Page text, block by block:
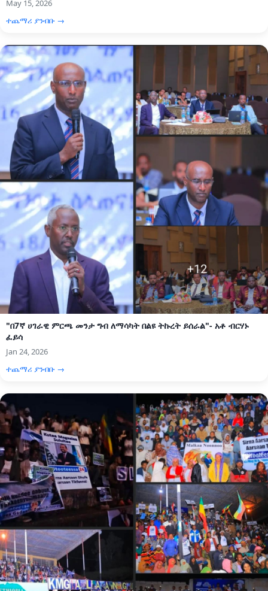
May 15, 2026
ተጨማሪ ያንብቡ →
"በ7ኛ ሀገራዊ ምርጫ መንታ ግብ ለማሳካት በልዩ ትኩረት ይሰራል"- አቶ ብርሃኑ
ፈይሳ
Jan 24, 2026
ተጨማሪ ያንብቡ →